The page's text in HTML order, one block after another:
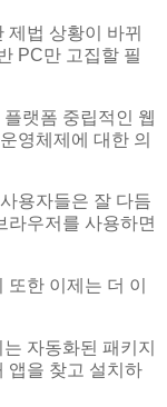
제법 상황이 바뀌
PC만 고집할 필
플랫폼 중립적인 웹
영체제에 대한 의
용자들은 잘 다듬
라우저를 사용하면
한 이제는 더 이
자동화된 패키지
앱을 찾고 설치하